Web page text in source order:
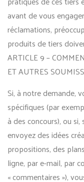
avant de vous
réclamations,
produits de tiers
ARTICLE 9 –
ET AUTRES
Si, à notre demande,
spécifiques (par
à des concours), ou
envoyez des idées
propositions, des
ligne, par e-mail, par
« commentaires »),